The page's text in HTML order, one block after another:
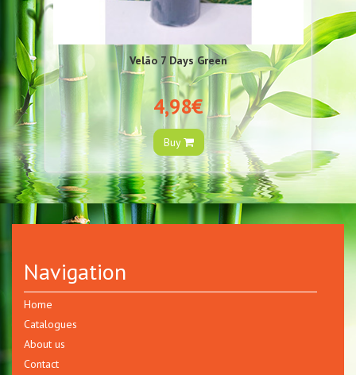
Velão 7 Days Green
4,98€
Buy
Navigation
Home
Catalogues
About us
Contact